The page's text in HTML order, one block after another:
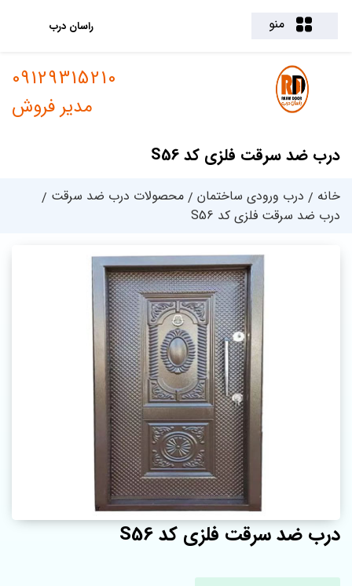
منو راسان درب
درب ضد سرقت فلزی کد S56
09129315210
مدیر فروش
خانه درب ورودی ساختمان
محصولات درب ضد سرقت
درب ضد سرقت فلزی کد S56
درب ضد سرقت فلزی کد S56